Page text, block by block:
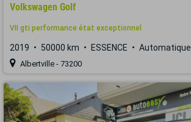
Volkswagen Golf
VII gti performance état exceptionnel
2019 50000 km ESSENCE Automatique
Albertville - 73200